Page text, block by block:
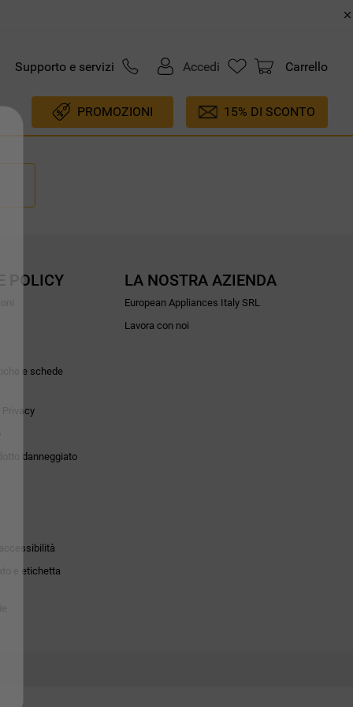
Supporto e servizi Accedi Carrello
PROMOZIONI 15% DI SCONTO
POLICY
e schede
Privacy
danneggiato
e etichetta
LA NOSTRA AZIENDA
European Appliances Italy SRL
Lavora con noi